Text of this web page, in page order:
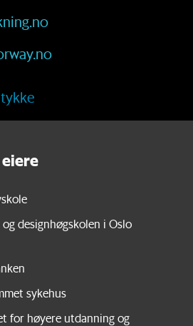
designhøgskolen i Oslo
sykehus
for høyere utdanning og